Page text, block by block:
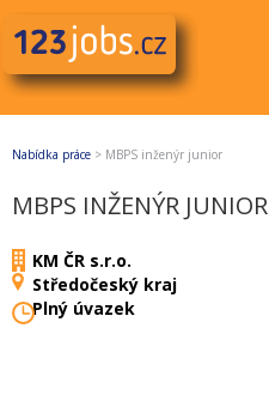
Nabídka práce > MBPS inženýr junior
MBPS INŽENÝR JUNIOR
KM ČR s.r.o.
Středočeský kraj
Plný úvazek